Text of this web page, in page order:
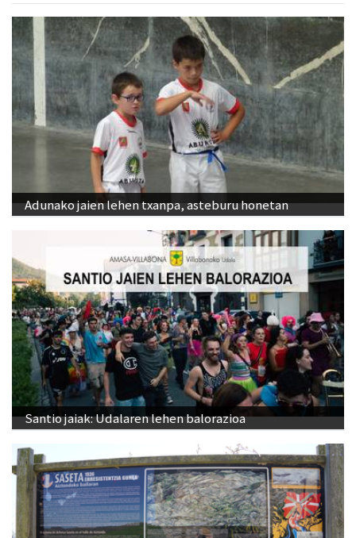
Adunako jaien lehen txanpa, asteburu honetan
Santio jaiak: Udalaren lehen balorazioa